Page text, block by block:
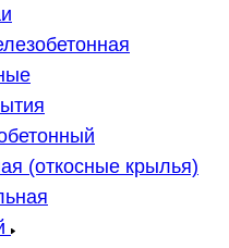
(откосные крылья)